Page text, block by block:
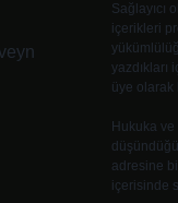
Sağlayıcı
içerikleri
yazdıkları
üye olarak
Hukuka
adresine
içerisinde